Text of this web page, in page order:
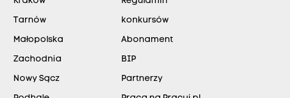
Tarnów
Małopolska
Zachodnia
Nowy Sącz
konkursów
Abonament
BIP
Partnerzy